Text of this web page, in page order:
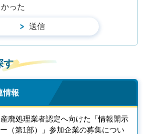
った
す
情報
廃処理業者認定へ向けた「情報開示
（第1部）」参加企業の募集につい